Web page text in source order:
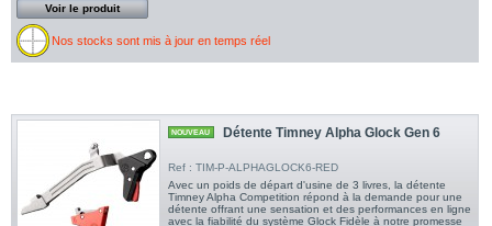
Voir le produit
Nos stocks sont mis à jour en temps réel
NOUVEAU Détente Timney Alpha Glock Gen 6
Ref : TIM-P-ALPHAGLOCK6-RED
Avec un poids de départ d'usine de 3 livres, la détente
Timney Alpha Competition répond à la demande pour une
détente offrant une sensation et des performances en ligne
avec la fiabilité du système Glock Fidèle à notre promesse